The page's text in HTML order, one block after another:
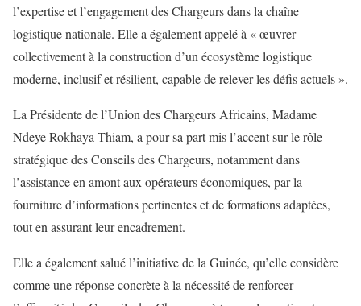
l’expertise et l’engagement des Chargeurs dans la chaîne
logistique nationale. Elle a également appelé à « œuvrer
collectivement à la construction d’un écosystème logistique
moderne, inclusif et résilient, capable de relever les défis actuels ».
La Présidente de l’Union des Chargeurs Africains, Madame
Ndeye Rokhaya Thiam, a pour sa part mis l’accent sur le rôle
stratégique des Conseils des Chargeurs, notamment dans
l’assistance en amont aux opérateurs économiques, par la
fourniture d’informations pertinentes et de formations adaptées,
tout en assurant leur encadrement.
Elle a également salué l’initiative de la Guinée, qu’elle considère
comme une réponse concrète à la nécessité de renforcer